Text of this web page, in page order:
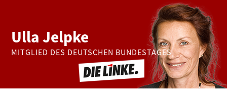
Ulla Jelpke
MITGLIED DES DEUTSCHEN BUNDESTAGES